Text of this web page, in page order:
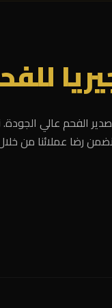
الفحم عالي الجودة.
رضا عملائنا من